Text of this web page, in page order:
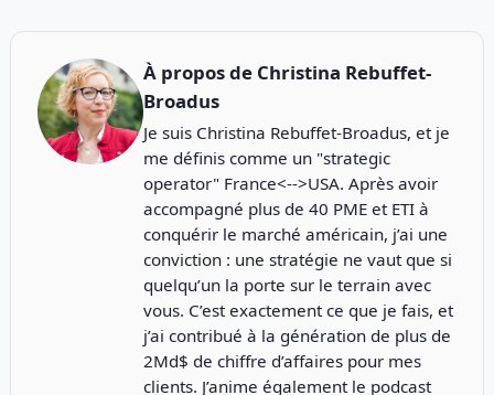
À propos de Christina Rebuffet-
Broadus
Je suis Christina Rebuffet-Broadus, et je
me définis comme un "strategic
operator" France<-->USA. Après avoir
accompagné plus de 40 PME et ETI à
conquérir le marché américain, j’ai une
conviction : une stratégie ne vaut que si
quelqu’un la porte sur le terrain avec
vous. C’est exactement ce que je fais, et
j’ai contribué à la génération de plus de
2Md$ de chiffre d’affaires pour mes
clients. J’anime également le podcast